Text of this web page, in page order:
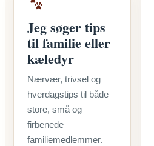
Jeg søger tips
til familie eller
kæledyr
Nærvær, trivsel og
hverdagstips til både
store, små og
firbenede
familiemedlemmer.